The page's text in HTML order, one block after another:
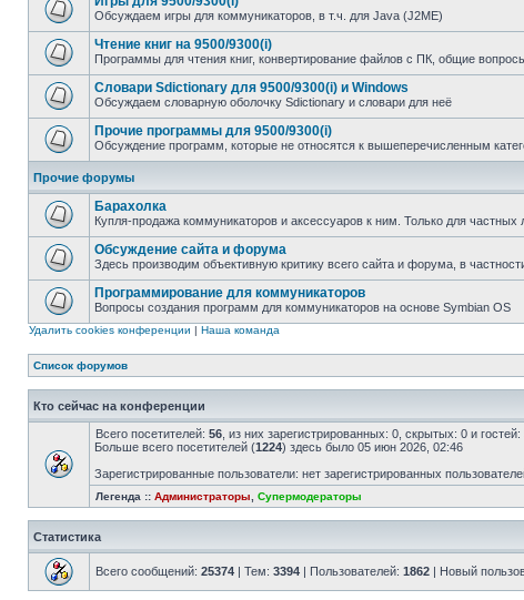
Обсуждаем игры для коммуникаторов, в т.ч. для Java (J2ME)
Чтение книг на 9500/9300(i)
Программы для чтения книг, конвертирование файлов с ПК, общие
Словари Sdictionary для 9500/9300(i) и Windows
Обсуждаем словарную оболочку Sdictionary и словари для неё
Прочие программы для 9500/9300(i)
Обсуждение программ, которые не относятся к вышеперечисленным
Прочие форумы
Барахолка
Купля-продажа коммуникаторов и аксессуаров к ним. Только для частных
Обсуждение сайта и форума
Здесь производим объективную критику всего сайта и форума, в
Программирование для коммуникаторов
Вопросы создания программ для коммуникаторов на основе Symbian OS
Удалить cookies конференции | Наша команда
Список форумов
Кто сейчас на конференции
Всего посетителей: 56 , из них зарегистрированных: 0, скрытых: 0 и
Больше всего посетителей (1224) здесь было 05 июн 2026, 02:46
Зарегистрированные пользователи: нет зарегистрированных
Легенда :: Администраторы Супермодераторы
Статистика
Всего сообщений: 25374 | Тем: 3394 | Пользователей: 1862 | Новый